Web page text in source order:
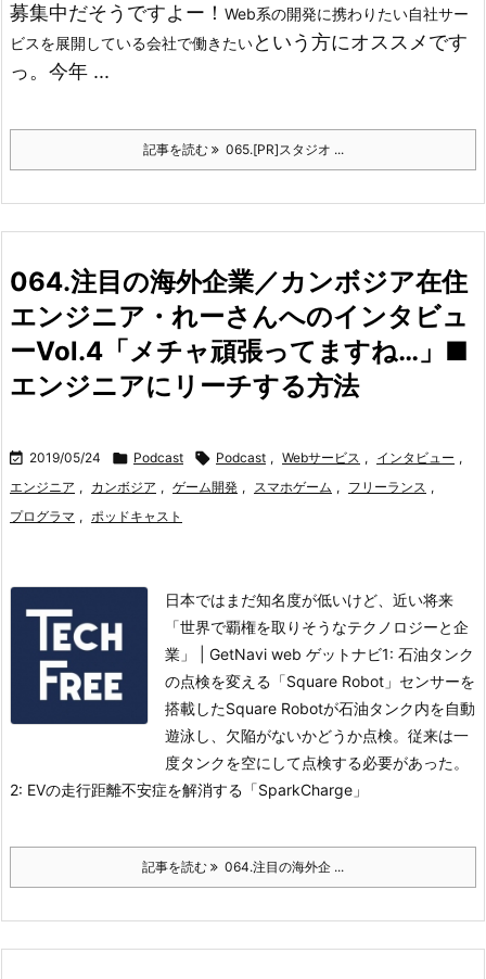
募集中だそうですよー！ Web系の開発に携わりたい自社サー
ビスを展開している会社で働きたいという方にオススメです
っ。 今年 ...
記事を読む 065.[PR]スタジオ ...
064.注目の海外企業／カンボジア在住
エンジニア・れーさんへのインタビュ
ーVol.4「メチャ頑張ってますね…」■
エンジニアにリーチする方法
 2019/05/24  Podcast  Podcast , Webサービス , インタビュー ,
エンジニア , カンボジア , ゲーム開発 , スマホゲーム , フリーランス ,
プログラマ , ポッドキャスト
日本ではまだ知名度が低いけど、近い将来
「世界で覇権を取りそうなテクノロジーと企
業」 | GetNavi web ゲットナビ1: 石油タンク
の点検を変える「Square Robot」センサーを
搭載したSquare Robotが石油タンク内を自動
遊泳し、欠陥がないかどうか点検。従来は一
度タンクを空にして点検する必要があった。
2: EVの走行距離不安症を解消する「SparkCharge」
記事を読む 064.注目の海外企 ...